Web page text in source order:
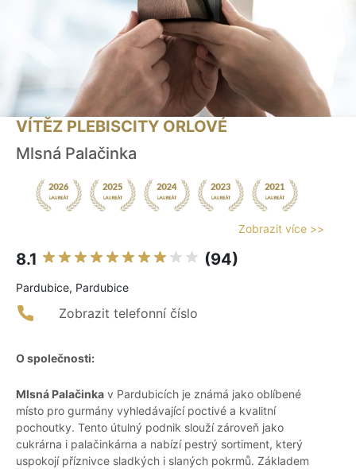
VÍTĚZ PLEBISCITY ORLOVÉ
Mlsná Palačinka
Zobrazit více >>
8.1 (94)
Pardubice, Pardubice
Zobrazit telefonní číslo
O společnosti:
Mlsná Palačinka v Pardubicích je známá jako oblíbené
místo pro gurmány vyhledávající poctivé a kvalitní
pochoutky. Tento útulný podnik slouží zároveň jako
cukrárna i palačinkárna a nabízí pestrý sortiment, který
uspokojí příznivce sladkých i slaných pokrmů. Základem